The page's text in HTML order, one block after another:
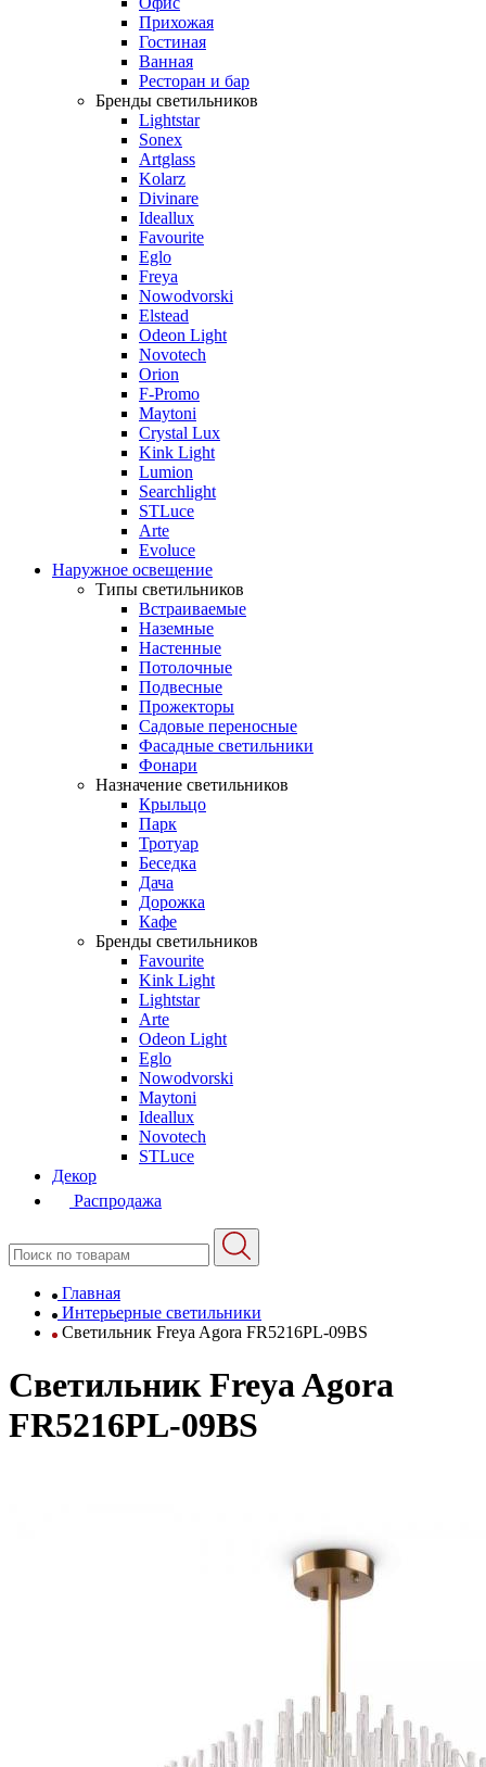
Прихожая
Гостиная
Ванная
Ресторан и бар
Бренды светильников
Lightstar
Sonex
Artglass
Kolarz
Divinare
Ideallux
Favourite
Eglo
Freya
Nowodvorski
Elstead
Odeon Light
Novotech
Orion
F-Promo
Maytoni
Crystal Lux
Kink Light
Lumion
Searchlight
STLuce
Arte
Evoluce
Наружное освещение
Типы светильников
Встраиваемые
Наземные
Настенные
Потолочные
Подвесные
Прожекторы
Садовые переносные
Фасадные светильники
Фонари
Назначение светильников
Крыльцо
Парк
Тротуар
Беседка
Дача
Дорожка
Кафе
Бренды светильников
Favourite
Kink Light
Lightstar
Arte
Odeon Light
Eglo
Nowodvorski
Maytoni
Ideallux
Novotech
STLuce
Декор
Распродажа
Главная
Интерьерные светильники
Светильник Freya Agora FR5216PL-09BS
Светильник Freya Agora
FR5216PL-09BS